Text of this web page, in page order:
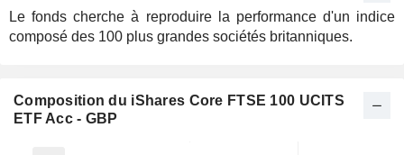
Le fonds cherche à reproduire la performance d'un indice
composé des 100 plus grandes sociétés britanniques.
Composition du iShares Core FTSE 100 UCITS
ETF Acc - GBP